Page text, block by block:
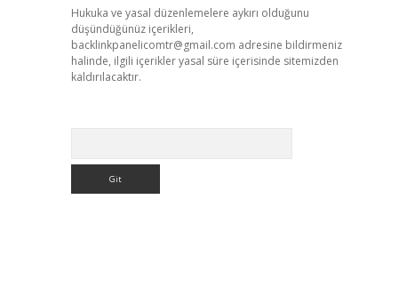
Hukuka ve yasal düzenlemelere aykırı olduğunu
düşündüğünüz içerikleri,
backlinkpanelicomtr@gmail.com adresine bildirmeniz
halinde, ilgili içerikler yasal süre içerisinde sitemizden
kaldırılacaktır.